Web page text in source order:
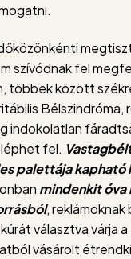
szívódnak fel
többek között
Bélszindróma,
indokolatlan
fel.
palettája kapható
mindenkit
,
választva várja a
vásárolt